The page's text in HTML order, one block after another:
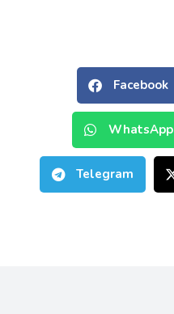
Facebook
WhatsApp
Telegram